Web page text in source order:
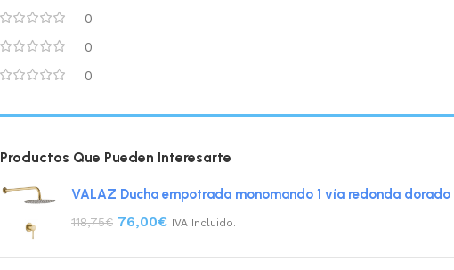
0
0
0
Productos Que Pueden Interesarte
VALAZ Ducha empotrada monomando 1 vía redonda
118,75€ 76,00€ IVA Incluido.